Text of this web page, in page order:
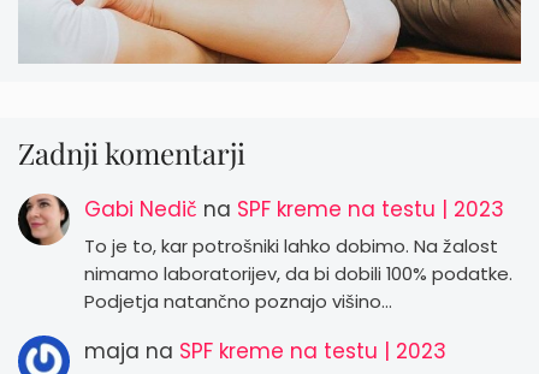
Zadnji komentarji
Gabi Nedič na SPF kreme na testu | 2023
To je to, kar potrošniki lahko dobimo. Na žalost
nimamo laboratorijev, da bi dobili 100% podatke.
Podjetja natančno poznajo višino…
maja na SPF kreme na testu | 2023